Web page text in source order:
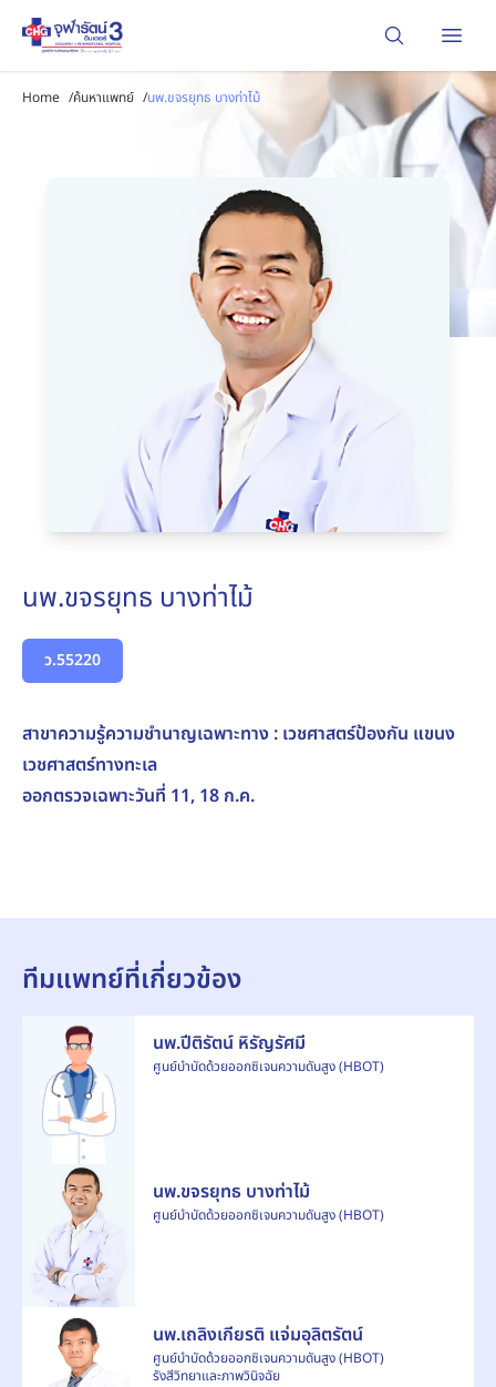
Home /ค้นหาแพทย์ /นพ.ขจรยุทธ บางท่าไม้
นพ.ขจรยุทธ บางท่าไม้
ว.55220
สาขาความรู้ความชำนาญเฉพาะทาง : เวชศาสตร์ป้องกัน แขนง
เวชศาสตร์ทางทะเล
ออกตรวจเฉพาะวันที่ 11, 18 ก.ค.
ทีมแพทย์ที่เกี่ยวข้อง
นพ.ปีติรัตน์ หิรัญรัศมี
ศูนย์บำบัดด้วยออกซิเจนความดันสูง (HBOT)
นพ.ขจรยุทธ บางท่าไม้
ศูนย์บำบัดด้วยออกซิเจนความดันสูง (HBOT)
นพ.เถลิงเกียรติ แจ่มอุลิตรัตน์
ศูนย์บำบัดด้วยออกซิเจนความดันสูง (HBOT)
รังสีวิทยาและภาพวินิจฉัย